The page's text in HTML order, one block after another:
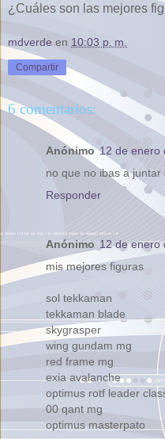
¿Cuáles son las mejores
mdverde en 10:03 p. m.
Compartir
6 comentarios:
Anónimo 12 de enero
no que no ibas a juntar
Responder
Anónimo 12 de enero
mis mejores figuras
sol tekkaman
tekkaman blade
skygrasper
wing gundam mg
red frame mg
exia avalanche
optimus rotf leader
00 qant mg
optimus masterpato